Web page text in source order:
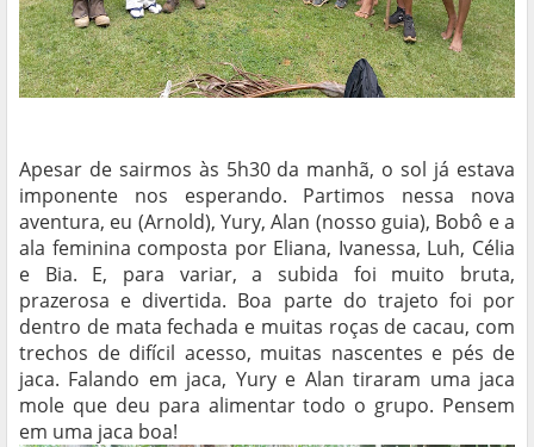
Apesar de sairmos às 5h30 da manhã, o sol já estava
imponente nos esperando. Partimos nessa nova
aventura, eu (Arnold), Yury, Alan (nosso guia), Bobô e a
ala feminina composta por Eliana, Ivanessa, Luh, Célia
e Bia. E, para variar, a subida foi muito bruta,
prazerosa e divertida. Boa parte do trajeto foi por
dentro de mata fechada e muitas roças de cacau, com
trechos de difícil acesso, muitas nascentes e pés de
jaca. Falando em jaca, Yury e Alan tiraram uma jaca
mole que deu para alimentar todo o grupo. Pensem
em uma jaca boa!